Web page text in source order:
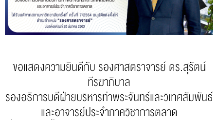
ขอแสดงความยินดีกับ รองศาสตราจารย์ ดร.สุรัตน์
ทีรฆาภิบาล
รองอธิการบดีฝ่ายบริหารท่าพระจันทร์และวิเทศสัมพันธ์
และอาจารย์ประจำภาควิชาการตลาด